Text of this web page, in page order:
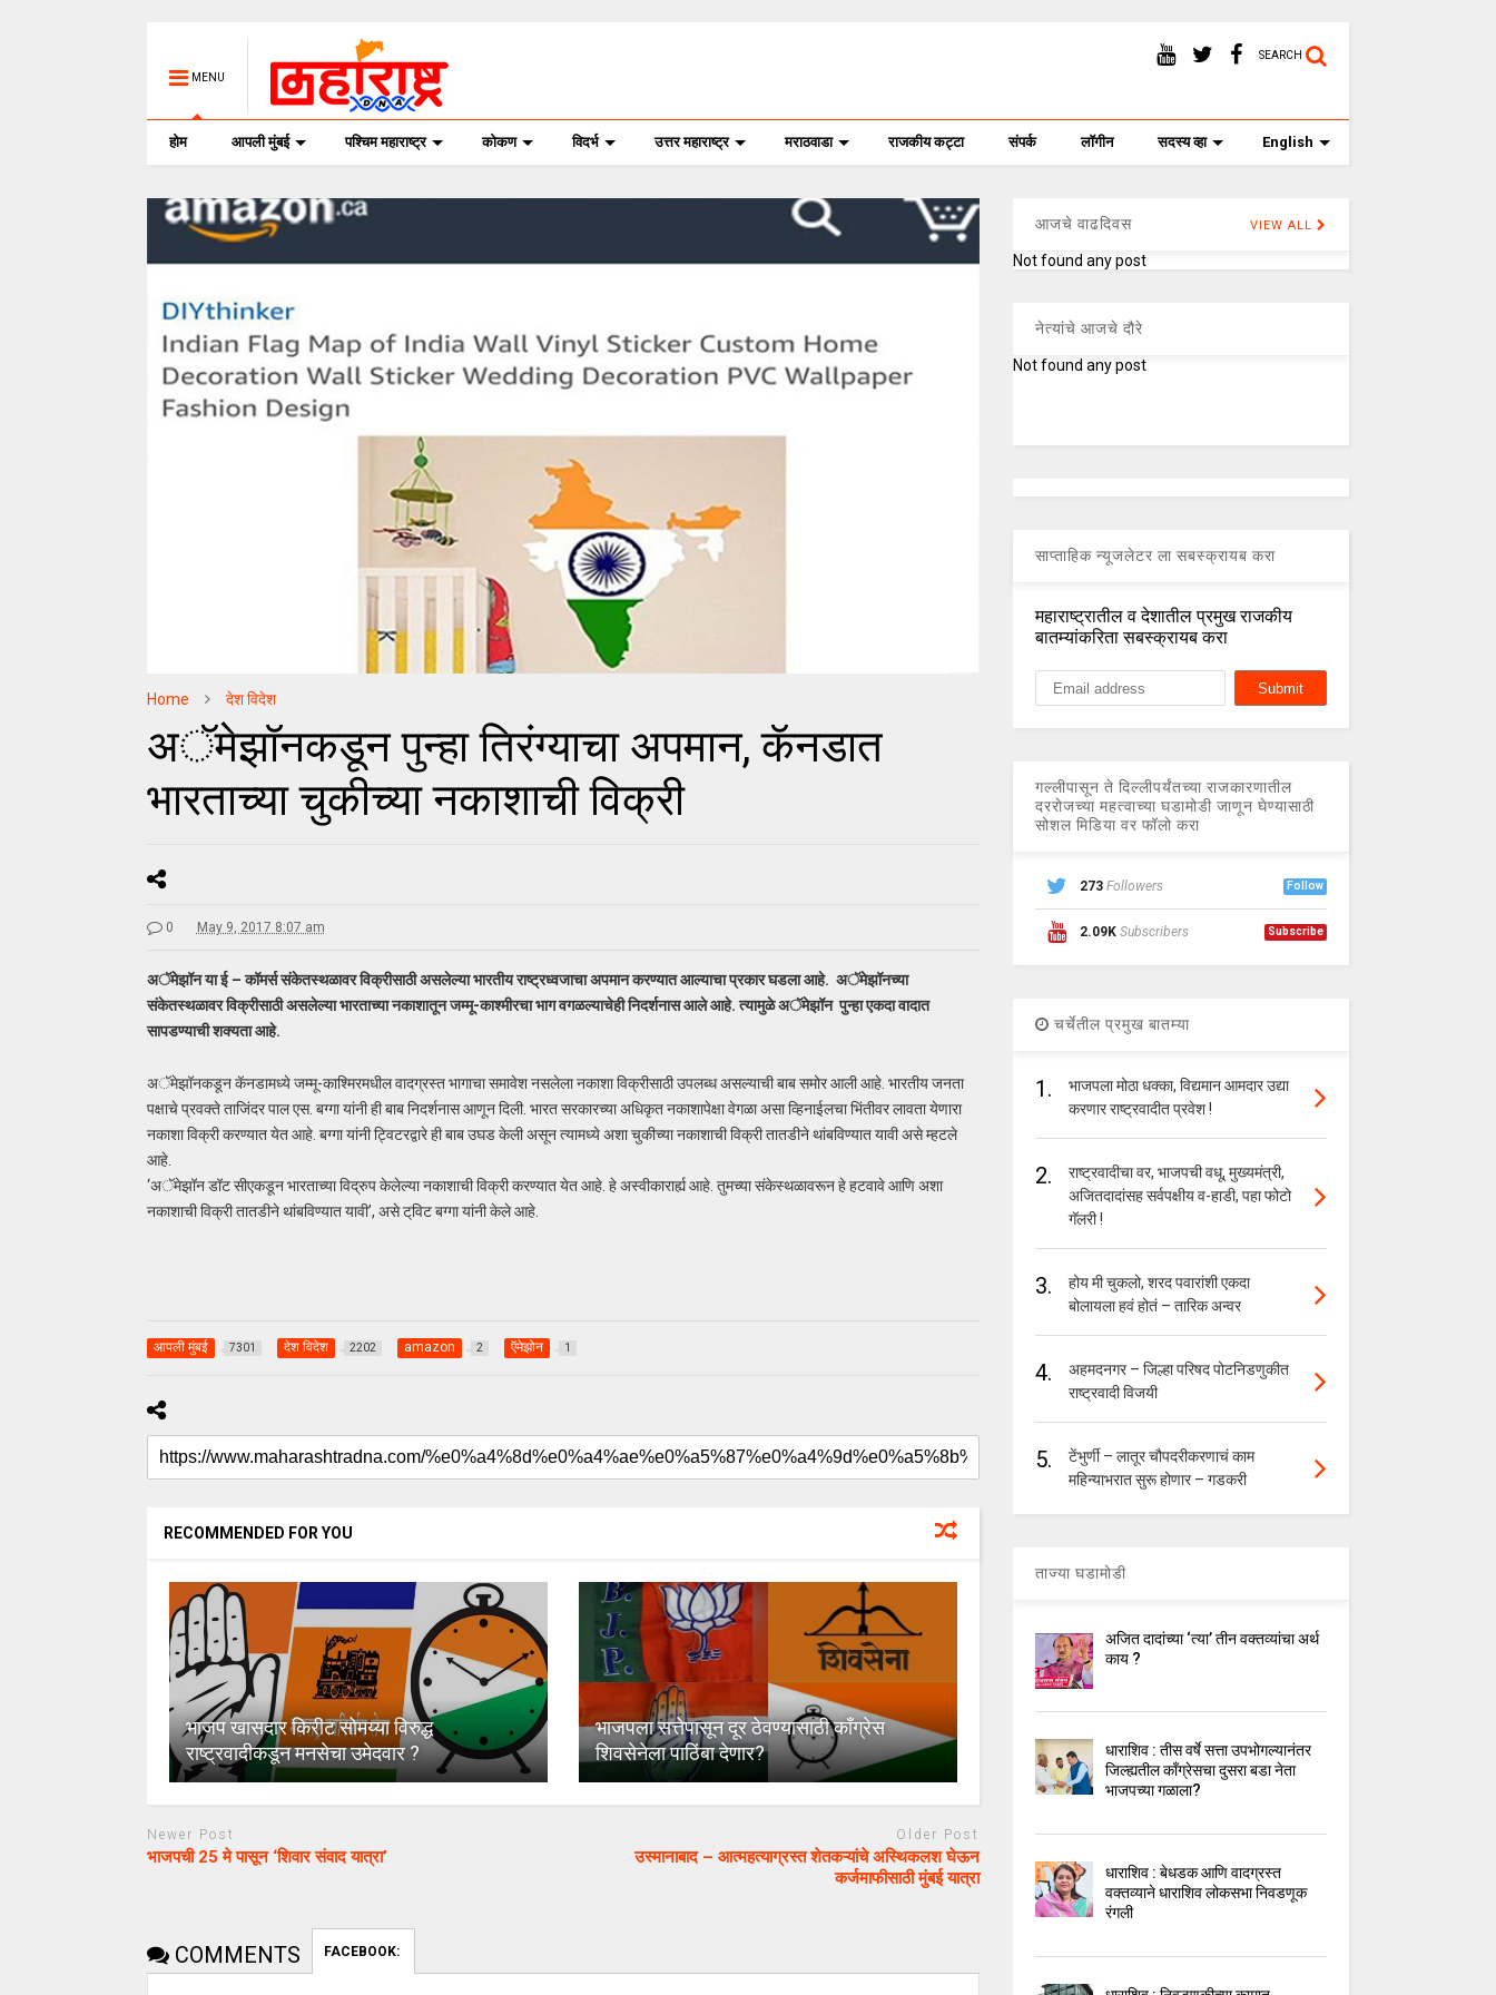
MENU
SEARCH
होम आपली मुंबई पश्चिम महाराष्ट्र कोकण विदर्भ उत्तर महाराष्ट्र मराठवाडा राजकीय कट्टा संपर्क लॉगीन सदस्य व्हा English
Home देश विदेश
अॅमेझॉनकडून पुन्हा तिरंग्याचा अपमान, कॅनडात
भारताच्या चुकीच्या नकाशाची विक्री
0 May 9, 2017 8:07 am
अॅमेझॉन या ई – कॉमर्स संकेतस्थळावर विक्रीसाठी असलेल्या भारतीय राष्ट्रध्वजाचा अपमान करण्यात आल्याचा प्रकार घडला आहे. अॅमेझॉनच्या
संकेतस्थळावर विक्रीसाठी असलेल्या भारताच्या नकाशातून जम्मू-काश्मीरचा भाग वगळल्याचेही निदर्शनास आले आहे. त्यामुळे अॅमेझॉन पुन्हा एकदा वादात
सापडण्याची शक्यता आहे.
अॅमेझॉनकडून कॅनडामध्ये जम्मू-काश्‍मिरमधील वादग्रस्त भागाचा समावेश नसलेला नकाशा विक्रीसाठी उपलब्ध असल्याची बाब समोर आली आहे. भारतीय जनता
पक्षाचे प्रवक्ते ताजिंदर पाल एस. बग्गा यांनी ही बाब निदर्शनास आणून दिली. भारत सरकारच्या अधिकृत नकाशापेक्षा वेगळा असा व्हिनाईलचा भिंतीवर लावता येणारा
नकाशा विक्री करण्यात येत आहे. बग्गा यांनी ट्विटरद्वारे ही बाब उघड केली असून त्यामध्ये अशा चुकीच्या नकाशाची विक्री तातडीने थांबविण्यात यावी असे म्हटले
आहे.
‘अॅमेझॉन डॉट सीएकडून भारताच्या विद्रुप केलेल्या नकाशाची विक्री करण्यात येत आहे. हे अस्वीकारार्ह्य आहे. तुमच्या संकेस्थळावरून हे हटवावे आणि अशा
नकाशाची विक्री तातडीने थांबविण्यात यावी’, असे ट्‌विट बग्गा यांनी केले आहे.
आपली मुंबई 7301 देश विदेश 2202 amazon 2 ऍमेझोन 1
RECOMMENDED FOR YOU
भाजप खासदार किरीट सोमय्या विरुद्ध
राष्ट्रवादीकडून मनसेचा उमेदवार ?
भाजपला सत्तेपासून दूर ठेवण्यासाठी काँग्रेस
शिवसेनेला पाठिंबा देणार?
Newer Post
भाजपची 25 मे पासून ‘शिवार संवाद यात्रा’
Older Post
उस्मानाबाद – आत्महत्याग्रस्त शेतकऱ्यांचे अस्थिकलश घेऊन
कर्जमाफीसाठी मुंबई यात्रा
COMMENTS FACEBOOK:
आजचे वाढदिवस VIEW ALL
Not found any post
नेत्यांचे आजचे दौरे
Not found any post
साप्ताहिक न्यूजलेटर ला सबस्क्रायब करा
महाराष्ट्रातील व देशातील प्रमुख राजकीय
बातम्यांकरिता सबस्क्रायब करा
गल्लीपासून ते दिल्लीपर्यंतच्या राजकारणातील
दररोजच्या महत्वाच्या घडामोडी जाणून घेण्यासाठी
सोशल मिडिया वर फॉलो करा
273 Followers Follow
2.09K Subscribers Subscribe
चर्चेतील प्रमुख बातम्या
1.
भाजपला मोठा धक्का, विद्यमान आमदार उद्या
करणार राष्ट्रवादीत प्रवेश !
2.
राष्ट्रवादीचा वर, भाजपची वधू, मुख्यमंत्री,
अजितदादांसह सर्वपक्षीय व-हाडी, पहा फोटो
गॅलरी !
3.
होय मी चुकलो, शरद पवारांशी एकदा
बोलायला हवं होतं – तारिक अन्वर
4.
अहमदनगर – जिल्हा परिषद पोटनिडणुकीत
राष्ट्रवादी विजयी
5.
टेंभुर्णी – लातूर चौपदरीकरणाचं काम
महिन्याभरात सुरू होणार – गडकरी
ताज्या घडामोडी
अजित दादांच्या ‘त्या’ तीन वक्तव्यांचा अर्थ
काय ?
धाराशिव : तीस वर्षे सत्ता उपभोगल्यानंतर
जिल्ह्यतील कॉंग्रेसचा दुसरा बडा नेता
भाजपच्या गळाला?
धाराशिव : बेधडक आणि वादग्रस्त
वक्तव्याने धाराशिव लोकसभा निवडणूक
रंगली